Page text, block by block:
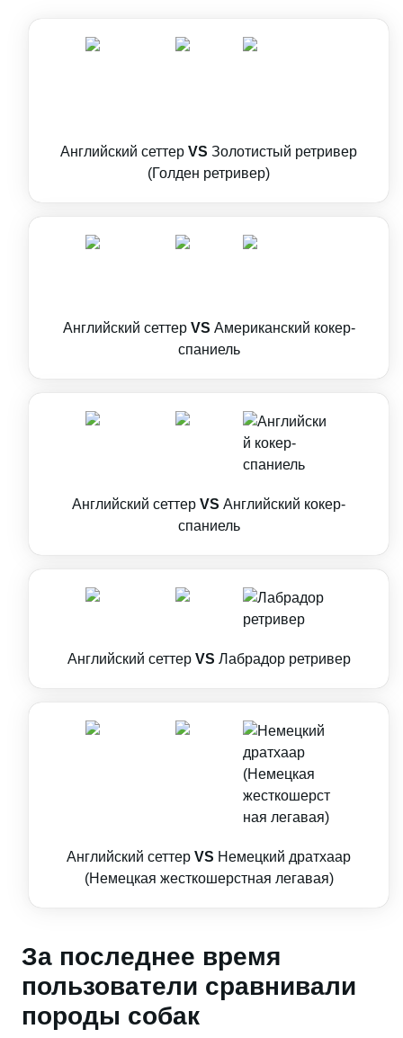
Английский сеттер VS Золотистый ретривер
(Голден ретривер)
Английский сеттер VS Американский кокер-
спаниель
Английский сеттер VS Английский кокер-
спаниель
Английский сеттер VS Лабрадор ретривер
Английский сеттер VS Немецкий дратхаар
(Немецкая жесткошерстная легавая)
За последнее время
пользователи сравнивали
породы собак